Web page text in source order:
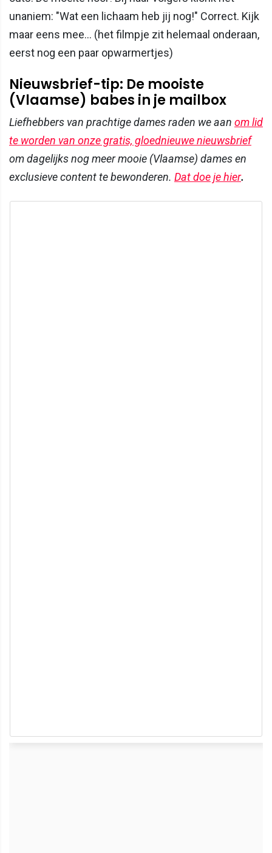
unaniem: "Wat een lichaam heb jij nog!" Correct. Kijk
maar eens mee... (het filmpje zit helemaal onderaan,
eerst nog een paar opwarmertjes)
Nieuwsbrief-tip: De mooiste
(Vlaamse) babes in je mailbox
Liefhebbers van prachtige dames raden we aan om lid
te worden van onze gratis, gloednieuwe nieuwsbrief
om dagelijks nog meer mooie (Vlaamse) dames en
exclusieve content te bewonderen. Dat doe je hier.